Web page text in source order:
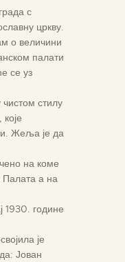
с
цркву.
о величини
палати
се уз
стилу
Жеља је да
на коме
Палата а на
1930. године
је
Јован